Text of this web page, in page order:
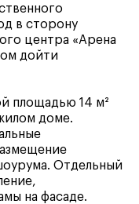
в сторону
центра «Арена
дойти
площадью 14 м²
доме.
Отдельный
на фасаде.